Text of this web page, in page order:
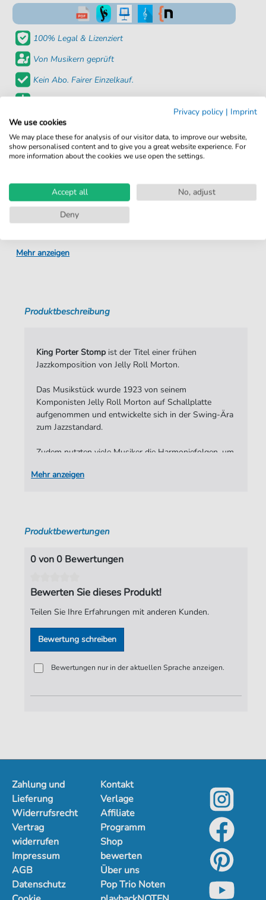
100% Legal & Lizenziert
Von Musikern geprüft
Kein Abo. Fairer Einzelkauf.
Details
Produktnummer:
MDM453VIOLINEN2 pdf
Arrangement:
Duett
Instrumente:
Violine
Genre:
Ragtime
Ära:
Seiten:
2
Verlag:
Mark Denemark
Mehr anzeigen
Produktbeschreibung
King Porter Stomp ist der Titel einer frühen
Jazzkomposition von Jelly Roll Morton.
Das Musikstück wurde 1923 von seinem
Komponisten Jelly Roll Morton auf Schallplatte
aufgenommen und entwickelte sich in der Swing-Ära
zum Jazzstandard.
Zudem nutzten viele Musiker die Harmoniefolgen, um
schufen Sonny Burke und Sid Robin erst Jahre nach
Folgende Künstler/Orchester haben diesen Song u.a.
schon aufgenommen:
Fletcher Henderson
Claude Hopkins
Ella Fitzgerald
Count Basie
Erskine Hawkins
Glenn Miller Orchester
Bob Crosby
Mehr anzeigen
Produktbewertungen
0 von 0 Bewertungen
Bewerten Sie dieses Produkt!
Teilen Sie Ihre Erfahrungen mit anderen Kunden.
Bewertung schreiben
Bewertungen nur in der aktuellen Sprache anzeigen.
Zahlung und
Lieferung
Widerrufsrecht
Vertrag
widerrufen
Impressum
AGB
Datenschutz
Kontakt
Verlage
Affiliate
Programm
Shop
bewerten
Über uns
Pop Trio Noten
Privacy policy | Imprint
We use cookies
We may place these for analysis of our visitor data, to improve our website,
show personalised content and to give you a great website experience. For
more information about the cookies we use open the settings.
Accept all
No, adjust
Deny